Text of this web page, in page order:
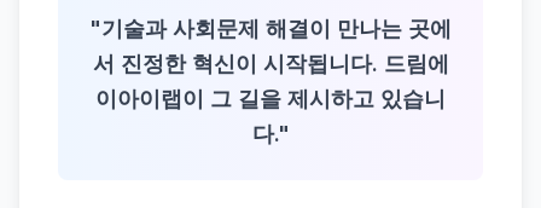
"기술과 사회문제 해결이 만나는 곳에
서 진정한 혁신이 시작됩니다. 드림에
이아이랩이 그 길을 제시하고 있습니
다."